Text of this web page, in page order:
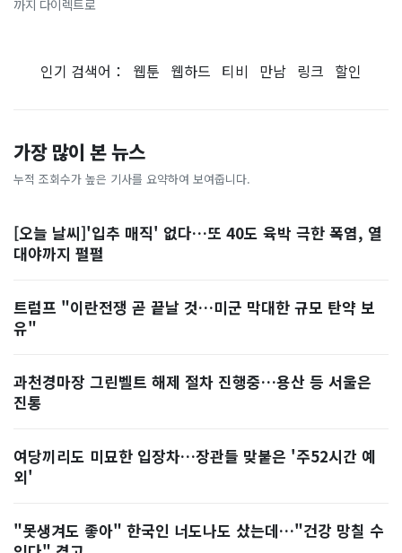
까지 다이렉트로
인기 검색어： 웹툰 웹하드 티비 만남 링크 할인
가장 많이 본 뉴스
누적 조회수가 높은 기사를 요약하여 보여줍니다.
[오늘 날씨]'입추 매직' 없다…또 40도 육박 극한 폭염, 열
대야까지 펄펄
트럼프 "이란전쟁 곧 끝날 것…미군 막대한 규모 탄약 보
유"
과천경마장 그린벨트 해제 절차 진행중…용산 등 서울은
진통
여당끼리도 미묘한 입장차…장관들 맞붙은 '주52시간 예
외'
"못생겨도 좋아" 한국인 너도나도 샀는데…"건강 망칠 수